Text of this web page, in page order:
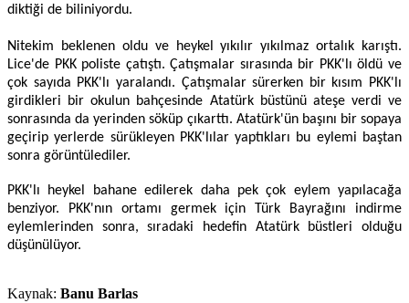
diktiği de biliniyordu.
Nitekim beklenen oldu ve heykel yıkılır yıkılmaz ortalık karıştı.
Lice'de PKK poliste çatıştı. Çatışmalar sırasında bir PKK'lı öldü ve
çok sayıda PKK'lı yaralandı. Çatışmalar sürerken bir kısım PKK'lı
girdikleri bir okulun bahçesinde Atatürk büstünü ateşe verdi ve
sonrasında da yerinden söküp çıkarttı. Atatürk'ün başını bir sopaya
geçirip yerlerde sürükleyen PKK'lılar yaptıkları bu eylemi baştan
sonra görüntülediler.
PKK'lı heykel bahane edilerek daha pek çok eylem yapılacağa
benziyor. PKK'nın ortamı germek için Türk Bayrağını indirme
eylemlerinden sonra, sıradaki hedefin Atatürk büstleri olduğu
düşünülüyor.
Kaynak: Banu Barlas